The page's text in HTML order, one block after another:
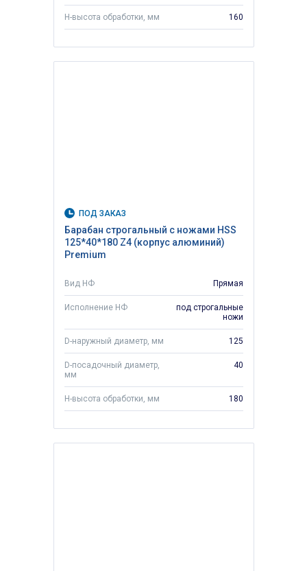
H-высота обработки, мм 160
ПОД ЗАКАЗ
Барабан строгальный с ножами HSS
125*40*180 Z4 (корпус алюминий)
Premium
Вид НФ Прямая
Исполнение НФ
под строгальные
ножи
D-наружный диаметр, мм 125
D-посадочный диаметр,
мм
40
H-высота обработки, мм 180